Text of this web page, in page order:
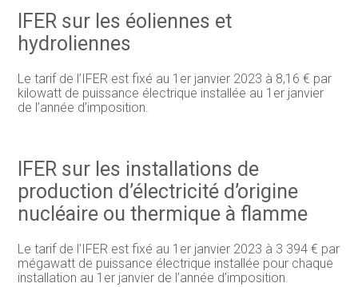
IFER sur les éoliennes et
hydroliennes
Le tarif de l’IFER est fixé au 1er janvier 2023 à 8,16 € par
kilowatt de puissance électrique installée au 1er janvier
de l’année d’imposition.
IFER sur les installations de
production d’électricité d’origine
nucléaire ou thermique à flamme
Le tarif de l’IFER est fixé au 1er janvier 2023 à 3 394 € par
mégawatt de puissance électrique installée pour chaque
installation au 1er janvier de l’année d’imposition.